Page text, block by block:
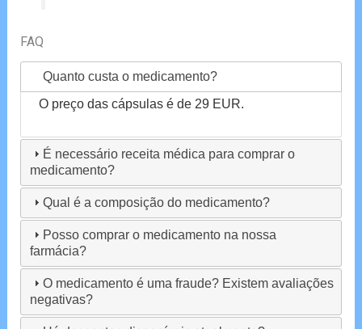
FAQ
Quanto custa o medicamento?
O preço das cápsulas é de 29 EUR.
É necessário receita médica para comprar o
medicamento?
Qual é a composição do medicamento?
Posso comprar o medicamento na nossa
farmácia?
O medicamento é uma fraude? Existem avaliações
negativas?